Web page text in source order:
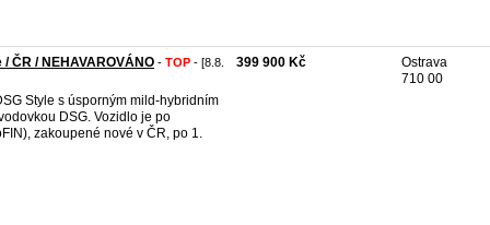
ČR / NEHAVAROVÁNO - TOP - [8.8.
Style s úsporným mild-hybridním
DSG. Vozidlo je po
zakoupené nové v ČR, po 1.
399 900 Kč
Ostrava
710 00